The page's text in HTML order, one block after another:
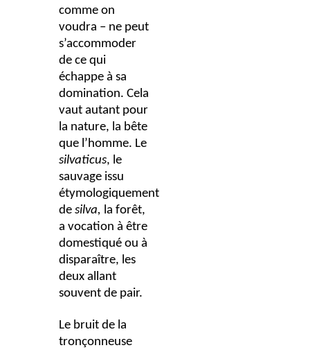
comme on
voudra – ne peut
s’accommoder
de ce qui
échappe à sa
domination. Cela
vaut autant pour
la nature, la bête
que l’homme. Le
silvaticus, le
sauvage issu
étymologiquement
de silva, la forêt,
a vocation à être
domestiqué ou à
disparaître, les
deux allant
souvent de pair.
Le bruit de la
tronçonneuse